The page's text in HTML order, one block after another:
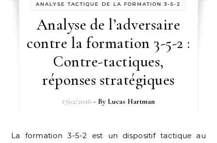
ANALYSE TACTIQUE DE LA FORMATION 3-5-2
Analyse de l’adversaire
contre la formation 3-5-2 :
Contre-tactiques,
réponses stratégiques
17/02/2026 - By Lucas Hartman
La formation 3-5-2 est un dispositif tactique au